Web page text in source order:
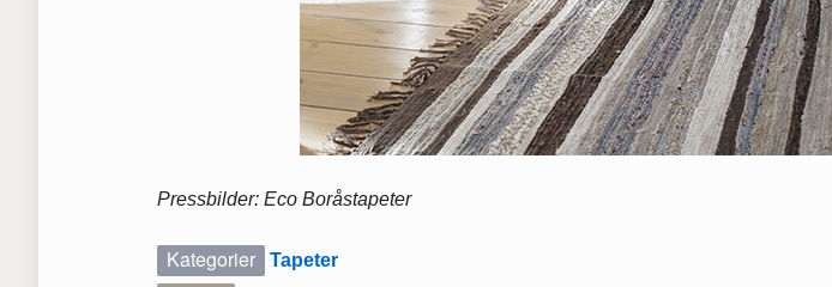
Pressbilder: Eco Boråstapeter
Kategorier Tapeter